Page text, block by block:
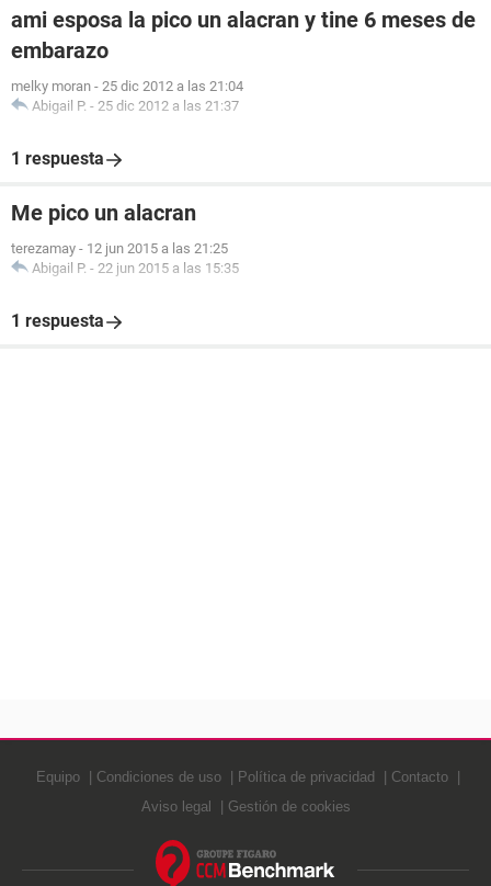
ami esposa la pico un alacran y tine 6 meses de
embarazo
melky moran - 25 dic 2012 a las 21:04
Abigail P. - 25 dic 2012 a las 21:37
1 respuesta
Me pico un alacran
terezamay - 12 jun 2015 a las 21:25
Abigail P. - 22 jun 2015 a las 15:35
1 respuesta
Equipo Condiciones de uso Política de privacidad
Contacto
Aviso legal
Gestión de cookies